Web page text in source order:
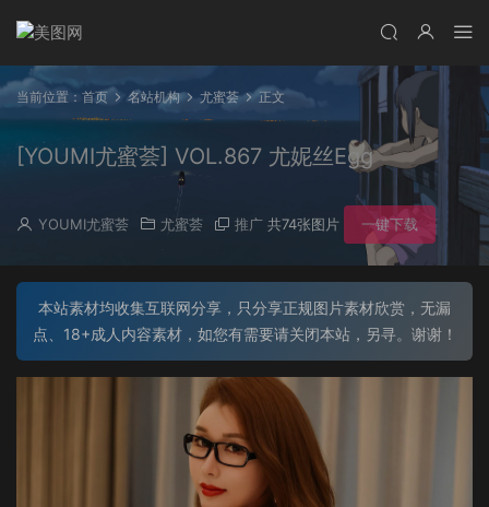
当前位置： 首页 名站机构 尤蜜荟 正文
[YOUMI尤蜜荟] VOL.867 尤妮丝Egg
YOUMI尤蜜荟 尤蜜荟 推广 共74张图片 一键下载
本站素材均收集互联网分享，只分享正规图片素材欣赏，无漏
点、18+成人内容素材，如您有需要请关闭本站，另寻。谢谢！